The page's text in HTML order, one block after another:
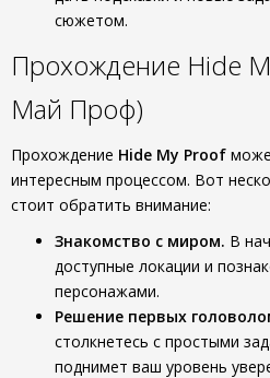
сюжетом.
Прохождение Hide
Май Проф)
Прохождение Hide My Proof
интересным процессом. Вот
стоит обратить внимание:
Знакомство с миром. В
доступные локации и
персонажами.
Решение первых
столкнетесь с простыми
поднимет ваш уровень